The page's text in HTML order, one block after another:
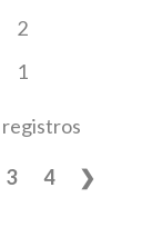
2
1
registros
3 4 ❯